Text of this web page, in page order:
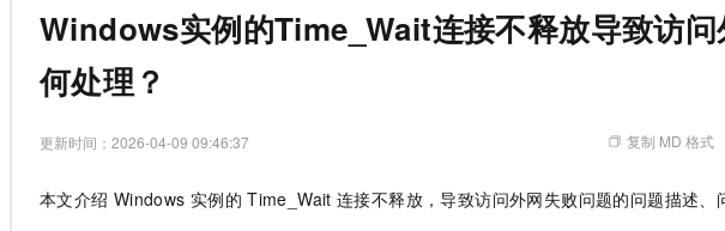
Windows实例的Time_Wait连接不释放导致访
何处理？
更新时间： 2026-04-09 09:46:37 复制 MD 格式
本文介绍 Windows 实例的 Time_Wait 连接不释放，导致访问外网失败问题的问题描述、
大模型
智能体时代全能旗舰模型 Kimi 最新旗舰模型，长程编程与推理利器 让文字生成流
千问大模型
多元化、高性能、安全可靠的大模型服务
无影云电脑
云解析DNS
提供智能易用的域名与建站服务
Qoder CN
安全可靠、弹
Qoder
云原生数据
企业级Agent产品，直接交付可用成果
Agency Agents：拥有专属领域专家
HappyHorse 打造一站式影视创作平台
快速拥有专属 OpenClaw
上传文档即自动完成翻译和格式还原
Claude Code + GStack 打造工程团队
5 分钟轻松部
低代码高效
云服务器38元/年起，超值低价云产品抢先购
官方推荐返现计划
推荐新用户得奖励，单订单最高返9万
云工开物
至高享 1亿+免费 tokens，加速 Al 应用落地
千问办公，限时限量积分加倍 NEW
智能编程，一
AI 广告创作
AI 建站
云上成本管理
管理和优化成本
价格优势
多端小程序
Salesforce 国际版订阅
Tuya 物联网平台阿里云版
手机三要素
发票查验
宝塔 Linux
全能环境
咨询伙伴
销售伙伴合作计划
无影生态合作计划
Salesforce On Alibaba Cloud
Consulting Partner 合作计划
产品生态伙伴
弹性计算合
Salesforce
自助服务
在线服务
工单服务
专家技术服务
服务实践
全部认证
信息公告
官网公告
技术领先
稳定可靠
研究报告与白皮书
云上奥运之旅
金融模力时刻
阿里云中企